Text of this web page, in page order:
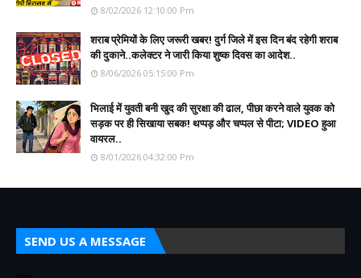
8/02/2026 12:10:00 Pm
शराब प्रेमियों के लिए जरूरी खबर! दुर्ग जिले में इस दिन बंद रहेगी शराब
की दुकाने..कलेक्टर ने जारी किया शुष्क दिवस का आदेश..
8/06/2026 05:15:00 Pm
भिलाई में युवती बनी खुद की सुरक्षा की ढाल, पीछा करने वाले युवक को
सड़क पर ही सिखाया सबक! थप्पड़ और चप्पल से पीटा; VIDEO हुआ
वायरल..
8/01/2026 04:32:00 Pm
SEND US A MESSAGE